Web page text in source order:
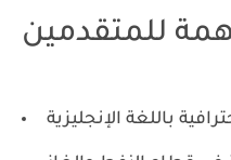
للمتقدمين